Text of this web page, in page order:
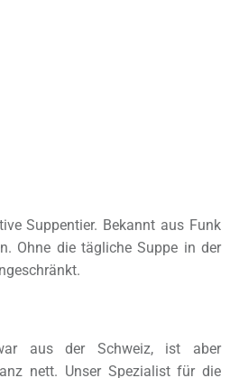
Suppentier. Bekannt aus Funk
Ohne die tägliche Suppe in der
aus der Schweiz, ist aber
nett. Unser Spezialist für die